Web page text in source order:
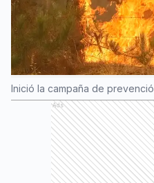
Inició la campaña de
Ads